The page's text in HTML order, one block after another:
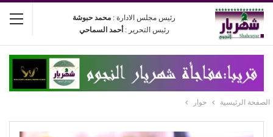
رئيس مجلس الادارة : محمد حبوشة
رئيس التحرير : أحمد السماحي
الصفحة الرئيسية حوار